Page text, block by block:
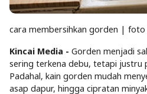
cara membersihkan gorden | foto
Kincai Media - Gorden menjadi
sering terkena debu, tetapi justru
Padahal, kain gorden mudah
asap dapur, hingga cipratan